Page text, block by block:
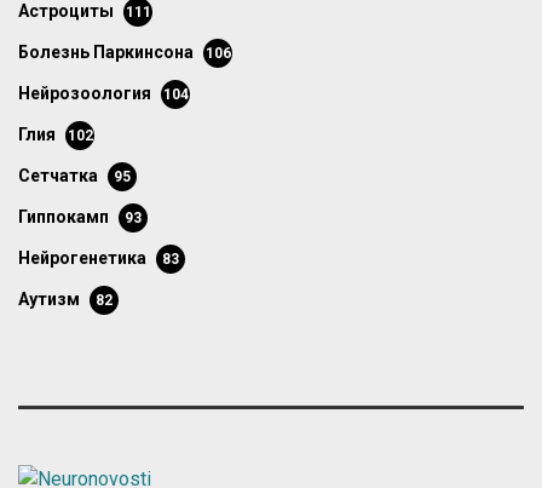
астроциты 111
болезнь Паркинсона 106
нейрозоология 104
глия 102
сетчатка 95
гиппокамп 93
нейрогенетика 83
аутизм 82